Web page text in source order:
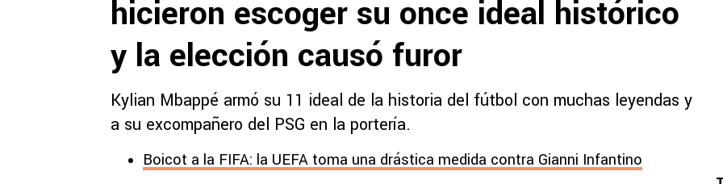
Copa de Campeones
Copa Centroamericana
MLS
Nathaniel Méndez-Laing
Comunicaciones
Real Estelí
Real Madrid
hicieron escoger su once ideal histórico
y la elección causó furor
Kylian Mbappé armó su 11 ideal de la historia del fútbol con muchas leyendas y
a su excompañero del PSG en la portería.
Boicot a la FIFA: la UEFA toma una drástica medida contra Gianni Infantino